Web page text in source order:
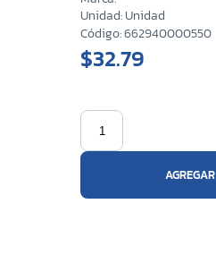
Unidad: Unidad
Código: 662940000550
$32.79
AGREGAR